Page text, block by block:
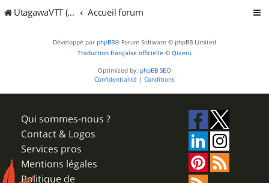
UtagawaVTT (Randos VTT et VTTAE avec traces GPS) Accueil forum
Développé par phpBB® Forum Software © phpBB Limited
Traduction française officielle © Qiaeru
Optimized by: phpBB SEO
Confidentialité | Conditions
Qui sommes-nous ?
Contact & Logos
Services pros
Mentions légales
Politique de